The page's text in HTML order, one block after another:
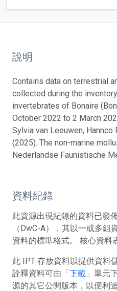
說明
Contains data on terrestrial
collected during the
invertebrates of Bonaire
October 2022 to 2 March
Sylvia van Leeuwen, Hannco
(2025). The non-marine
Nederlandse Faunistische
資料紀錄
此資源出現紀錄的資料已發
（DwC-A），其以一或多
資料的標準格式。 核心資料
此 IPT 存放資料以提供資料
詮釋資料可由「下載 」單元
源的其它公開版本，以便利